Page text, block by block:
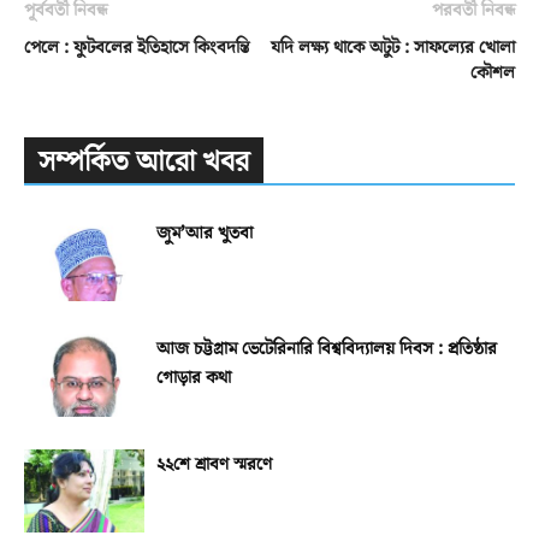
পূর্ববর্তী নিবন্ধ
পেলে : ফুটবলের ইতিহাসে কিংবদন্তি
পরবর্তী নিবন্ধ
যদি লক্ষ্য থাকে অটুট : সাফল্যের খোলা
কৌশল
সম্পর্কিত আরো খবর
জুম’আর খুতবা
আজ চট্টগ্রাম ভেটেরিনারি বিশ্ববিদ্যালয় দিবস : প্রতিষ্ঠার
গোড়ার কথা
২২শে শ্রাবণ স্মরণে